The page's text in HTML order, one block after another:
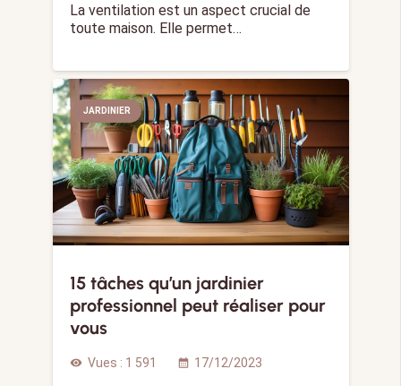
La ventilation est un aspect crucial de
toute maison. Elle permet…
JARDINIER
15 tâches qu’un jardinier
professionnel peut réaliser pour
vous
visibility Vues : 1 591 calendar_month 17/12/2023